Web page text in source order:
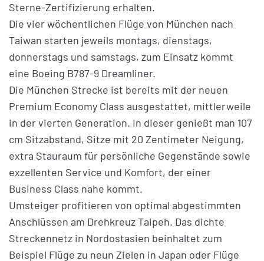
Sterne-Zertifizierung erhalten.
Die vier wöchentlichen Flüge von München nach
Taiwan starten jeweils montags, dienstags,
donnerstags und samstags, zum Einsatz kommt
eine Boeing B787-9 Dreamliner.
Die München Strecke ist bereits mit der neuen
Premium Economy Class ausgestattet, mittlerweile
in der vierten Generation. In dieser genießt man 107
cm Sitzabstand, Sitze mit 20 Zentimeter Neigung,
extra Stauraum für persönliche Gegenstände sowie
exzellenten Service und Komfort, der einer
Business Class nahe kommt.
Umsteiger profitieren von optimal abgestimmten
Anschlüssen am Drehkreuz Taipeh. Das dichte
Streckennetz in Nordostasien beinhaltet zum
Beispiel Flüge zu neun Zielen in Japan oder Flüge